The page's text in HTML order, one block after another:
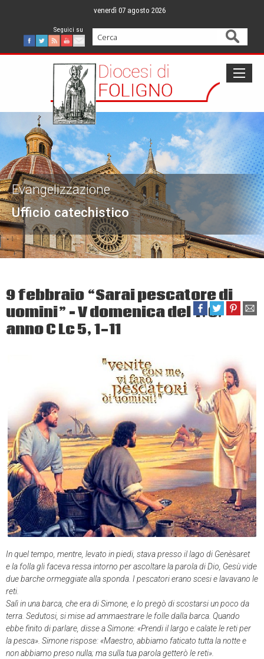
content
venerdì 07 agosto 2026
Facebook
Twitter
FeedYoutube
Mail
Cerca
Ufficio catechistico
Evangelizzazione
9 febbraio “Sarai pescatore di
uomini” – V domenica del T. O.
anno C Lc 5, 1-11
In quel tempo, mentre, levato in piedi, stava presso il lago di Genèsaret
e la folla gli faceva ressa intorno per ascoltare la parola di Dio, Gesù vide
due barche ormeggiate alla sponda. I pescatori erano scesi e lavavano le
reti.
Salì in una barca, che era di Simone, e lo pregò di scostarsi un poco da
terra. Sedutosi, si mise ad ammaestrare le folle dalla barca. Quando
ebbe finito di parlare, disse a Simone: «Prendi il largo e calate le reti per
la pesca». Simone rispose: «Maestro, abbiamo faticato tutta la notte e
non abbiamo preso nulla; ma sulla tua parola getterò le reti».